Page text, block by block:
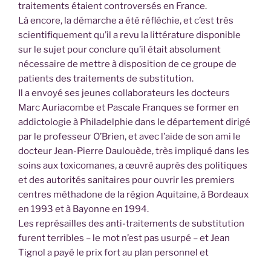
traitements étaient controversés en France.
Là encore, la démarche a été réfléchie, et c’est très
scientifiquement qu’il a revu la littérature disponible
sur le sujet pour conclure qu’il était absolument
nécessaire de mettre à disposition de ce groupe de
patients des traitements de substitution.
Il a envoyé ses jeunes collaborateurs les docteurs
Marc Auriacombe et Pascale Franques se former en
addictologie à Philadelphie dans le département dirigé
par le professeur O’Brien, et avec l’aide de son ami le
docteur Jean-Pierre Daulouède, très impliqué dans les
soins aux toxicomanes, a œuvré auprès des politiques
et des autorités sanitaires pour ouvrir les premiers
centres méthadone de la région Aquitaine, à Bordeaux
en 1993 et à Bayonne en 1994.
Les représailles des anti-traitements de substitution
furent terribles – le mot n’est pas usurpé – et Jean
Tignol a payé le prix fort au plan personnel et